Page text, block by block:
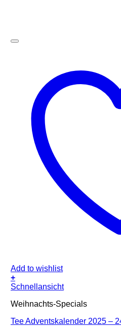
Add to wishlist
+
Schnellansicht
Weihnachts-Specials
Tee Adventskalender 2025 –